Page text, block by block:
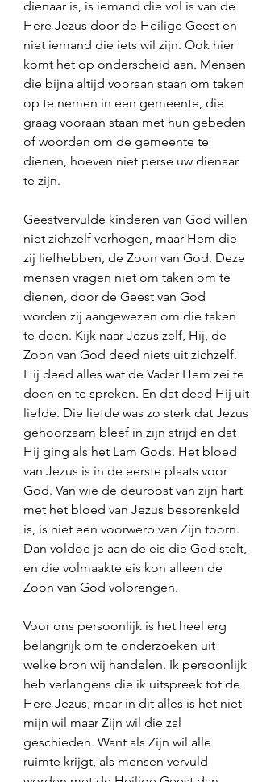
dienaar is, is iemand die vol is van de
Here Jezus door de Heilige Geest en
niet iemand die iets wil zijn. Ook hier
komt het op onderscheid aan. Mensen
die bijna altijd vooraan staan om taken
op te nemen in een gemeente, die
graag vooraan staan met hun gebeden
of woorden om de gemeente te
dienen, hoeven niet perse uw dienaar
te zijn.
Geestvervulde kinderen van God willen
niet zichzelf verhogen, maar Hem die
zij liefhebben, de Zoon van God. Deze
mensen vragen niet om taken om te
dienen, door de Geest van God
worden zij aangewezen om die taken
te doen. Kijk naar Jezus zelf, Hij, de
Zoon van God deed niets uit zichzelf.
Hij deed alles wat de Vader Hem zei te
doen en te spreken. En dat deed Hij uit
liefde. Die liefde was zo sterk dat Jezus
gehoorzaam bleef in zijn strijd en dat
Hij ging als het Lam Gods. Het bloed
van Jezus is in de eerste plaats voor
God. Van wie de deurpost van zijn hart
met het bloed van Jezus besprenkeld
is, is niet een voorwerp van Zijn toorn.
Dan voldoe je aan de eis die God stelt,
en die volmaakte eis kon alleen de
Zoon van God volbrengen.
Voor ons persoonlijk is het heel erg
belangrijk om te onderzoeken uit
welke bron wij handelen. Ik persoonlijk
heb verlangens die ik uitspreek tot de
Here Jezus, maar in dit alles is het niet
mijn wil maar Zijn wil die zal
geschieden. Want als Zijn wil alle
ruimte krijgt, als mensen vervuld